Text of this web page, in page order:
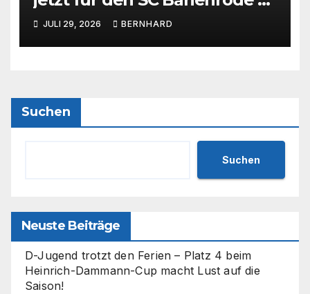
unsere jüngste
Schiedsrichterin hat die
Prüfung bestanden! 💙🤍⚽
JULI 29, 2026 BERNHARD
Suchen
Suchen
Neuste Beiträge
D-Jugend trotzt den Ferien – Platz 4 beim
Heinrich-Dammann-Cup macht Lust auf die
Saison!